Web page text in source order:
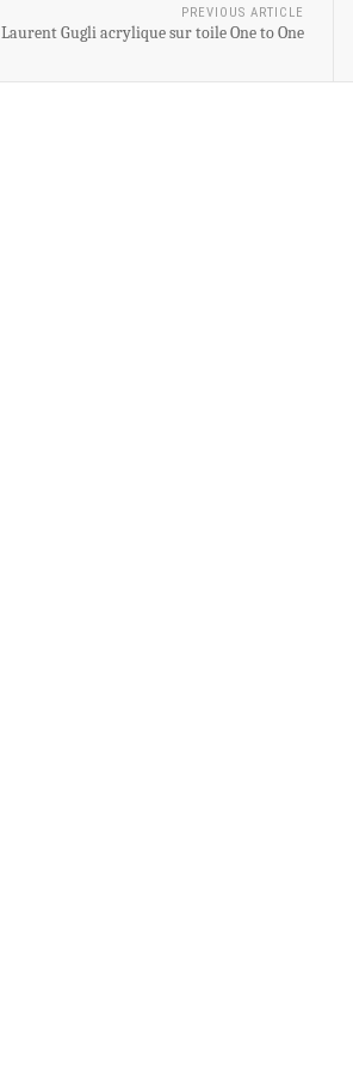
PREVIOUS ARTICLE
Laurent Gugli acrylique sur toile One to One